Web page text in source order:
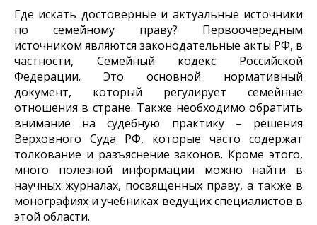
Где искать достоверные и актуальные источники
по семейному праву? Первоочередным
источником являются законодательные акты РФ, в
частности, Семейный кодекс Российской
Федерации. Это основной нормативный
документ, который регулирует семейные
отношения в стране. Также необходимо обратить
внимание на судебную практику – решения
Верховного Суда РФ, которые часто содержат
толкование и разъяснение законов. Кроме этого,
много полезной информации можно найти в
научных журналах, посвященных праву, а также в
монографиях и учебниках ведущих специалистов в
этой области.